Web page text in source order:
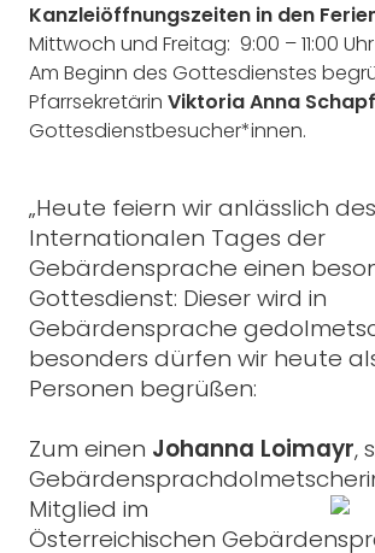
Kanzleiöffnungszeiten in den
Mittwoch und Freitag: 9:00 – 11:00 Uhr
Am Beginn des Gottesdienstes
Pfarrsekretärin ViktoriaAnna
Gottesdienstbesucher*innen.
„Heute feiern wir anlässlich des
Internationalen Tages der
Gebärdensprache einen
Gottesdienst: Dieser wird in
Gebärdensprache
besonders dürfen wir heute
Personen begrüßen:
Zum einen Johanna Loimayr,
Mitglied im
Österreichischen